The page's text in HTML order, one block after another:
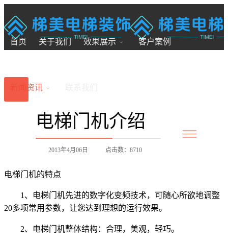
首页 关于我们 效果展示 客户案例
新闻资讯
电梯门机介绍
2013年4月06日 点击数：8710
电梯门机的特点
1、电梯门机先进的数字化变频技术，可随心所欲地调整
20多项常用参数，让您达到理想的运行效果。
2、电梯门机整体结构：合理，美观，轻巧。